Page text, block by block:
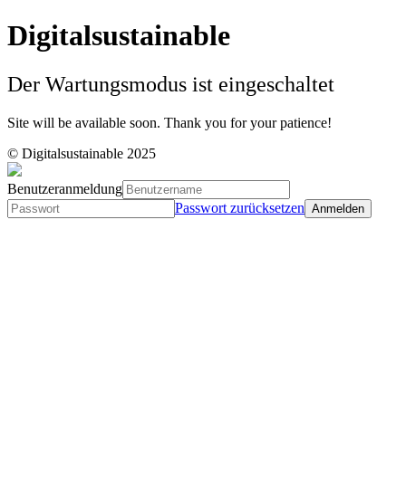
Digitalsustainable
Der Wartungsmodus ist eingeschaltet
Site will be available soon. Thank you for your patience!
© Digitalsustainable 2025
Benutzeranmeldung
Passwort zurücksetzen